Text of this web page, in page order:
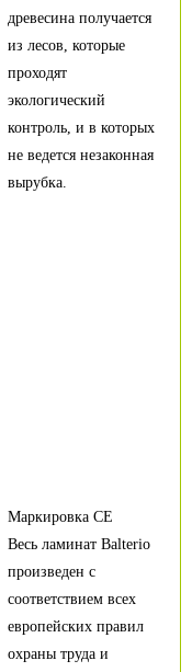
древесина получается
из лесов, которые
проходят
экологический
контроль, и в которых
не ведется незаконная
вырубка.
Маркировка CE
Весь ламинат Balterio
произведен с
соответствием всех
европейских правил
охраны труда и